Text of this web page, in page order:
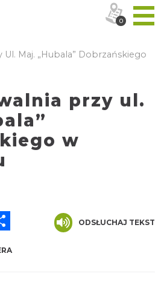
Ul. Maj. „Hubala” Dobrzańskiego
przy ul.
w
ODSŁUCHAJ TEKST
0